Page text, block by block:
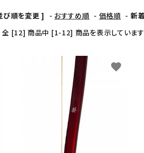
び順を変更 ] - おすすめ順 - 価格順 - 新
全 [12] 商品中 [1-12] 商品を表示しています
favorite